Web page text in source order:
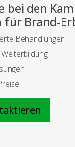
bei den
für Brand-
Behandlungen